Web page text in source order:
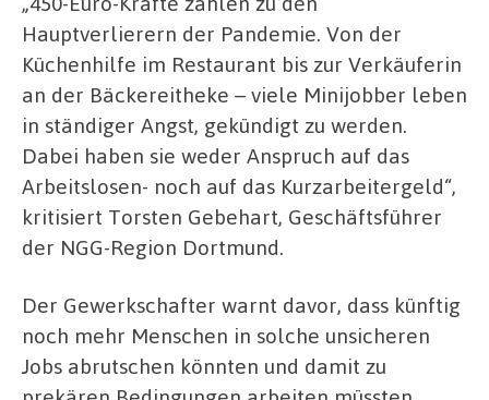
Hauptverlierern der Pandemie. Von der
Küchenhilfe im Restaurant bis zur Verkäuferin
an der Bäckereitheke – viele Minijobber leben
in ständiger Angst, gekündigt zu werden.
Dabei haben sie weder Anspruch auf das
Arbeitslosen- noch auf das Kurzarbeitergeld“,
kritisiert Torsten Gebehart, Geschäftsführer
der NGG-Region Dortmund.
Der Gewerkschafter warnt davor, dass künftig
noch mehr Menschen in solche unsicheren
Jobs abrutschen könnten und damit zu